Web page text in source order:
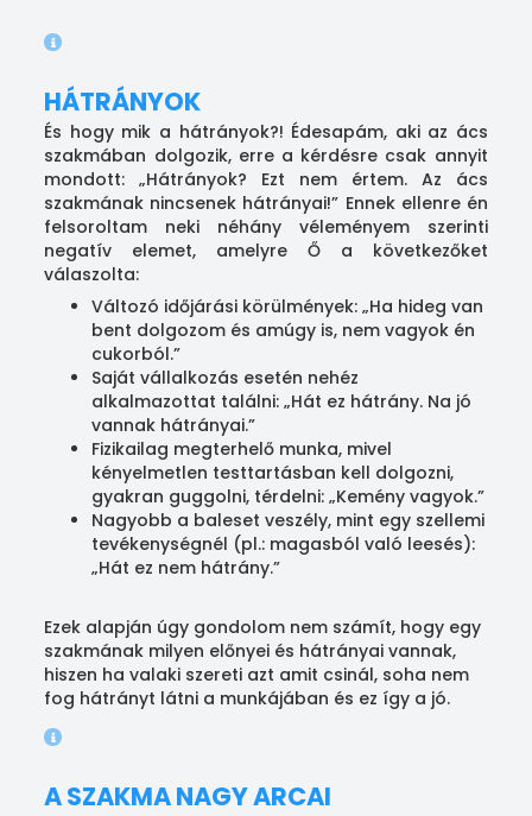
HÁTRÁNYOK
És hogy mik a hátrányok?! Édesapám, aki az ács
szakmában dolgozik, erre a kérdésre csak annyit
mondott: „Hátrányok? Ezt nem értem. Az ács
szakmának nincsenek hátrányai!” Ennek ellenre én
felsoroltam neki néhány véleményem szerinti
negatív elemet, amelyre Ő a következőket
válaszolta:
Változó időjárási körülmények: „Ha hideg van
bent dolgozom és amúgy is, nem vagyok én
cukorból.”
Saját vállalkozás esetén nehéz
alkalmazottat találni: „Hát ez hátrány. Na jó
vannak hátrányai.”
Fizikailag megterhelő munka, mivel
kényelmetlen testtartásban kell dolgozni,
gyakran guggolni, térdelni: „Kemény vagyok.”
Nagyobb a baleset veszély, mint egy szellemi
tevékenységnél (pl.: magasból való leesés):
„Hát ez nem hátrány.”
Ezek alapján úgy gondolom nem számít, hogy egy
szakmának milyen előnyei és hátrányai vannak,
hiszen ha valaki szereti azt amit csinál, soha nem
fog hátrányt látni a munkájában és ez így a jó.
A SZAKMA NAGY ARCAI